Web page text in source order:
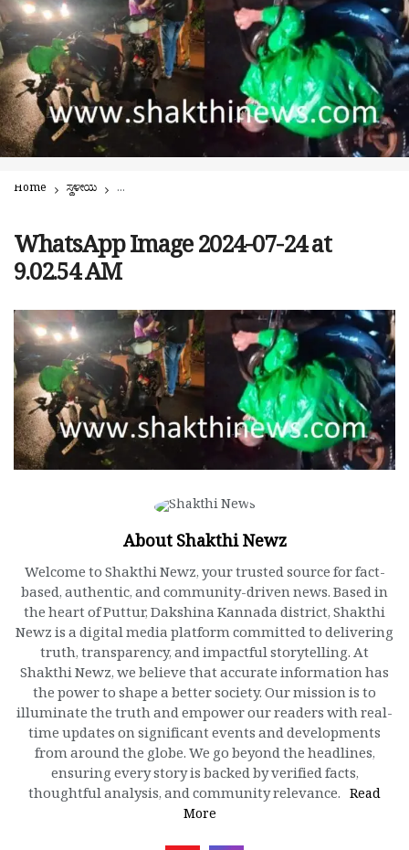
Home ಸ್ಥಳೀಯ ವಿಶೇಷ ಚೇತನರ ವಾಹನ – ಟ್ಯಾಂಕರ್ ಡಿಕ್ಕಿ: ವಿಶೇಷ ಚೇತನ ಶಿವರಾಮ ನಾಯ್ಕ
WhatsApp Image 2024-07-24 at
9.02.54 AM
About Shakthi Newz
Welcome to Shakthi Newz, your trusted source for fact-
based, authentic, and community-driven news. Based in
the heart of Puttur, Dakshina Kannada district, Shakthi
Newz is a digital media platform committed to delivering
truth, transparency, and impactful storytelling. At
Shakthi Newz, we believe that accurate information has
the power to shape a better society. Our mission is to
illuminate the truth and empower our readers with real-
time updates on significant events and developments
from around the globe. We go beyond the headlines,
ensuring every story is backed by verified facts,
thoughtful analysis, and community relevance. Read
More